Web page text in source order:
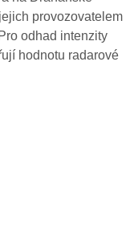
provozovatelem
odhad intenzity
hodnotu radarové